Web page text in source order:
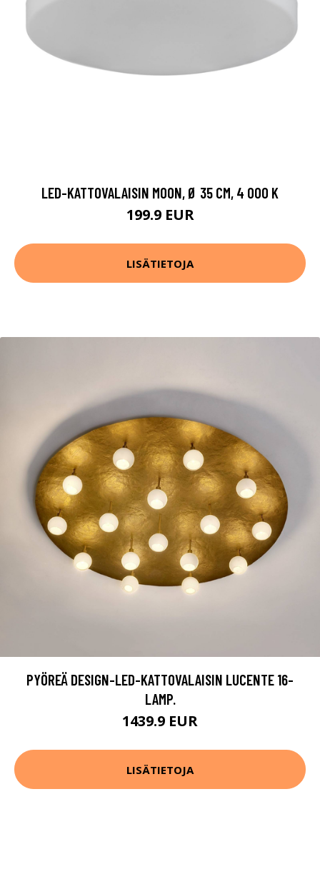
LED-KATTOVALAISIN MOON, Ø 35 CM, 4 000 K
199.9 EUR
LISÄTIETOJA
PYÖREÄ DESIGN-LED-KATTOVALAISIN LUCENTE 16-
LAMP.
1439.9 EUR
LISÄTIETOJA